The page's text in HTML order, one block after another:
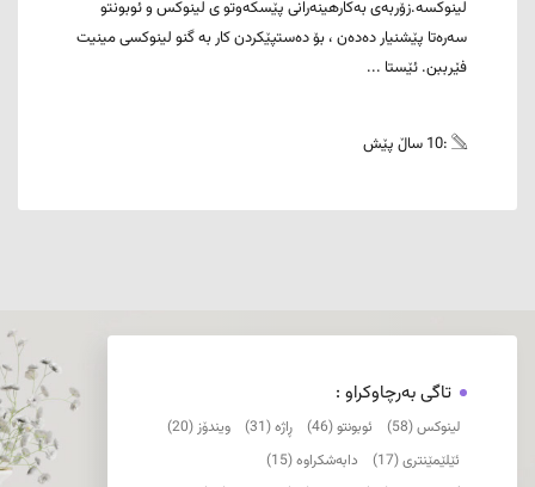
لینوکسە.زۆربەی بەکارهینەرانی پێسکەوتو ی لینوکس و ئوبونتو
سەرەتا پێشنیار دەدەن ، بۆ دەستپێکردن کار بە گنو لینوکسی مینیت
فێرببن. ئێستا ...
:10 ساڵ پێش
تاگی بەرچاوکراو :
لینوکس (58) ئوبونتو (46) ڕاژە (31)
ویندۆز (20)
ئێلێمێنتری (17)
دابەشکراوە (15)